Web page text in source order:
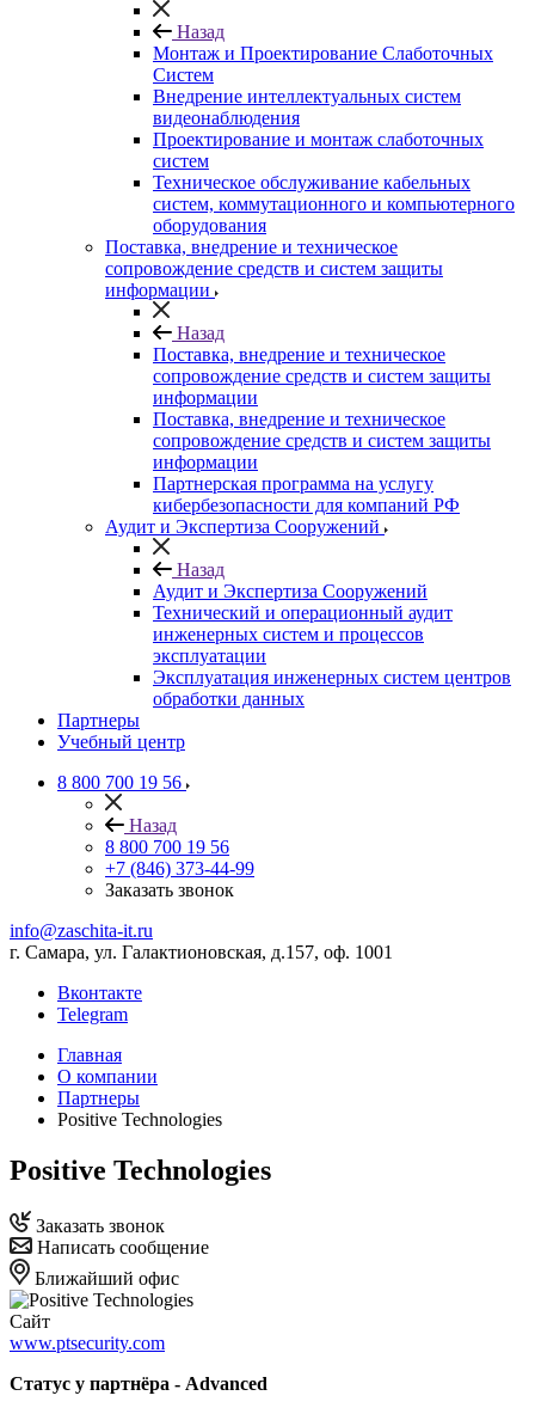
Назад
Монтаж и Проектирование Слаботочных
Систем
Внедрение интеллектуальных систем
видеонаблюдения
Проектирование и монтаж слаботочных
систем
Техническое обслуживание кабельных
систем, коммутационного и компьютерного
оборудования
Поставка, внедрение и техническое
сопровождение средств и систем защиты
информации
Назад
Поставка, внедрение и техническое
сопровождение средств и систем защиты
информации
Поставка, внедрение и техническое
сопровождение средств и систем защиты
информации
Партнерская программа на услугу
кибербезопасности для компаний РФ
Аудит и Экспертиза Сооружений
Назад
Аудит и Экспертиза Сооружений
Технический и операционный аудит
инженерных систем и процессов
эксплуатации
Эксплуатация инженерных систем центров
обработки данных
Партнеры
Учебный центр
8 800 700 19 56
Назад
8 800 700 19 56
+7 (846) 373-44-99
Заказать звонок
info@zaschita-it.ru
г. Самара, ул. Галактионовская, д.157, оф. 1001
Вконтакте
Telegram
Главная
О компании
Партнеры
Positive Technologies
Positive Technologies
Заказать звонок
Написать сообщение
Ближайший офис
Сайт
www.ptsecurity.com
Статус у партнёра - Advanced